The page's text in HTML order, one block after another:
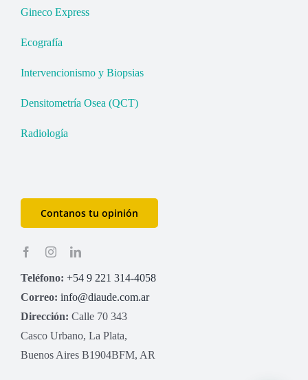
Gineco Express
Ecografía
Intervencionismo y Biopsias
Densitometría Osea (QCT)
Radiología
Contanos tu opinión
Teléfono: +54 9 221 314-4058
Correo: info@diaude.com.ar
Dirección: Calle 70 343
Casco Urbano, La Plata,
Buenos Aires B1904BFM, AR